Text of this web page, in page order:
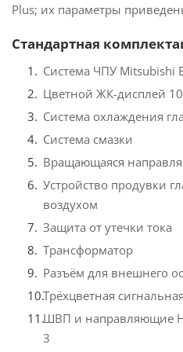
Plus; их параметры
Стандартная
Система ЧПУ Mitsubishi
Цветной ЖК-дисплей
Система охлаждения
Система смазки
Вращающаяся
Устройство продувки
воздухом
Защита от утечки тока
Трансформатор
Разъём для внешнего
Трёхцветная
ШВП и направляющие
3